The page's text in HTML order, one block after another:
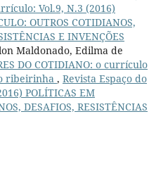
Vol.9, N.3 (2016)
OUTROS COTIDIANOS,
E INVENÇÕES
Maldonado, Edilma de
DO COTIDIANO: o currículo
ribeirinha , Revista Espaço do
POLÍTICAS EM
DESAFIOS, RESISTÊNCIAS